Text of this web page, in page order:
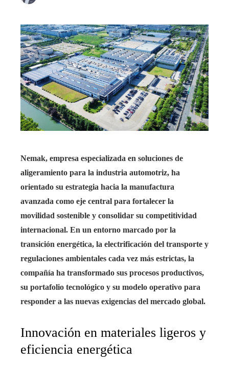
Nemak, empresa especializada en soluciones de
aligeramiento para la industria automotriz, ha
orientado su estrategia hacia la manufactura
avanzada como eje central para fortalecer la
movilidad sostenible y consolidar su competitividad
internacional. En un entorno marcado por la
transición energética, la electrificación del transporte y
regulaciones ambientales cada vez más estrictas, la
compañía ha transformado sus procesos productivos,
su portafolio tecnológico y su modelo operativo para
responder a las nuevas exigencias del mercado global.
Innovación en materiales ligeros y
eficiencia energética